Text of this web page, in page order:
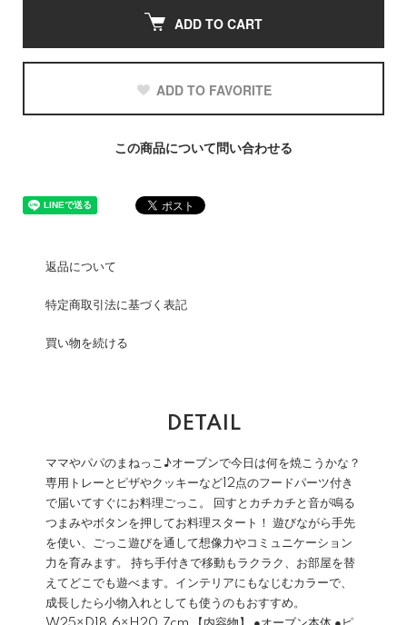
ADD TO CART
ADD TO FAVORITE
この商品について問い合わせる
返品について
特定商取引法に基づく表記
買い物を続ける
DETAIL
ママやパパのまねっこ♪オーブンで今日は何を焼こうかな？
専用トレーとピザやクッキーなど12点のフードパーツ付き
で届いてすぐにお料理ごっこ。 回すとカチカチと音が鳴る
つまみやボタンを押してお料理スタート！ 遊びながら手先
を使い、ごっこ遊びを通して想像力やコミュニケーション
力を育みます。 持ち手付きで移動もラクラク、お部屋を替
えてどこでも遊べます。インテリアにもなじむカラーで、
成長したら小物入れとしても使うのもおすすめ。